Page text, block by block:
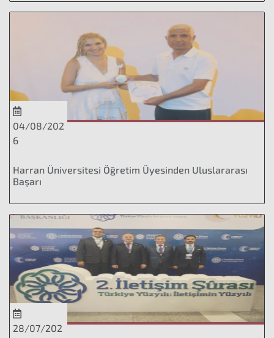
04/08/202
6
Harran Üniversitesi Öğretim Üyesinden Uluslararası
Başarı
28/07/202